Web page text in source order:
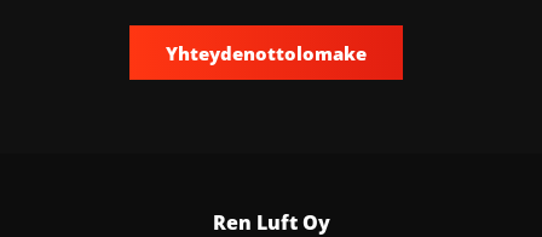
Yhteydenottolomake
Ren Luft Oy